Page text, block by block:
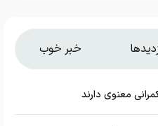
خبر خوب
معنوی دارند